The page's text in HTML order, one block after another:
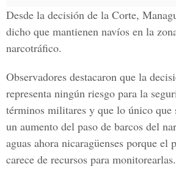
Desde la decisión de la Corte,
dicho que mantienen navíos en la
narcotráfico.
Observadores destacaron que la
representa ningún riesgo para la
términos militares y que lo único que
un aumento del paso de barcos del
aguas ahora nicaragüenses porque el
carece de recursos para monitorearlas.